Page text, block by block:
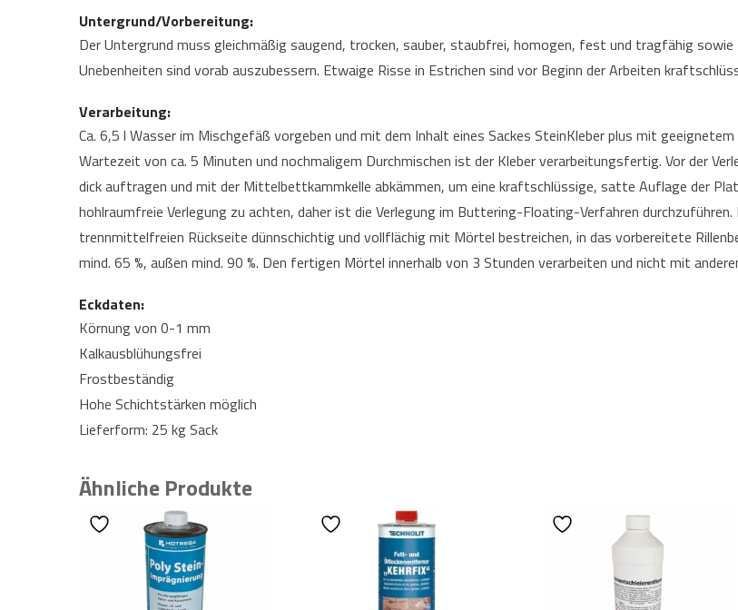
Untergrund/Vorbereitung:
Der Untergrund muss gleichmäßig saugend, trocken, sauber, staubfrei, homogen, fest und tragfähig
Unebenheiten sind vorab auszubessern. Etwaige Risse in Estrichen sind vor Beginn der Arbeiten
Verarbeitung:
Ca. 6,5 l Wasser im Mischgefäß vorgeben und mit dem Inhalt eines Sackes SteinKleber plus mit
Wartezeit von ca. 5 Minuten und nochmaligem Durchmischen ist der Kleber verarbeitungsfertig. Vor der
dick auftragen und mit der Mittelbettkammkelle abkämmen, um eine kraftschlüssige, satte Auflage der
hohlraumfreie Verlegung zu achten, daher ist die Verlegung im Buttering-Floating-Verfahren
trennmittelfreien Rückseite dünnschichtig und vollflächig mit Mörtel bestreichen, in das vorbereitete
mind. 65 %, außen mind. 90 %. Den fertigen Mörtel innerhalb von 3 Stunden verarbeiten und nicht mit
Eckdaten:
Körnung von 0-1 mm
Kalkausblühungsfrei
Frostbeständig
Hohe Schichtstärken möglich
Lieferform: 25 kg Sack
Ähnliche Produkte